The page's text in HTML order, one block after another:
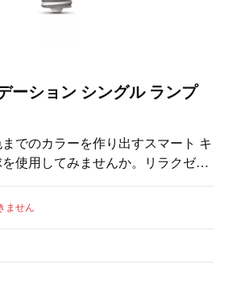
ーション シングル ランプ
でのカラーを作り出すスマート キ
使用してみませんか。リラクゼー
です。Bluetooth を使用してワンル
ません